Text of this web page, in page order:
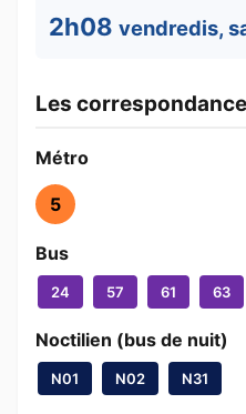
2h08 vendredis,
Les
Métro
5
Bus
24 57 61 63
Noctilien (bus de nuit)
N01 N02 N31